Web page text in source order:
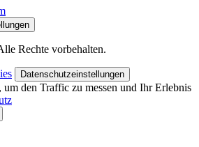
Rechte vorbehalten.
Datenschutzeinstellungen
den Traffic zu messen und Ihr Erlebnis